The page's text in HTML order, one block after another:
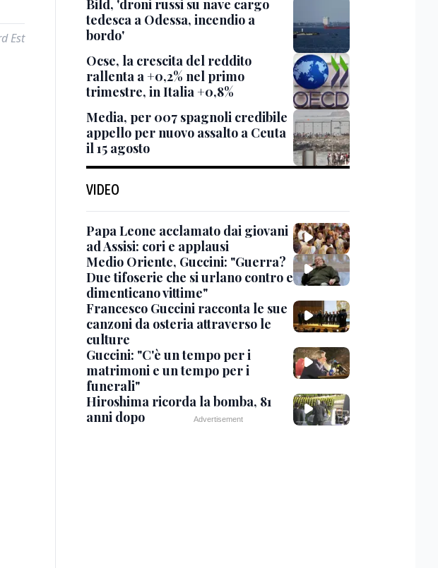
Est
Bild, 'droni russi su nave cargo
tedesca a Odessa, incendio a
bordo'
Ocse, la crescita del reddito
rallenta a +0,2% nel primo
trimestre, in Italia +0,8%
Media, per 007 spagnoli credibile
appello per nuovo assalto a Ceuta
il 15 agosto
VIDEO
Papa Leone acclamato dai giovani
ad Assisi: cori e applausi
Medio Oriente, Guccini: "Guerra?
Due tifoserie che si urlano contro e
dimenticano vittime"
Francesco Guccini racconta le sue
canzoni da osteria attraverso le
culture
Guccini: "C'è un tempo per i
matrimoni e un tempo per i
funerali"
Hiroshima ricorda la bomba, 81
anni dopo